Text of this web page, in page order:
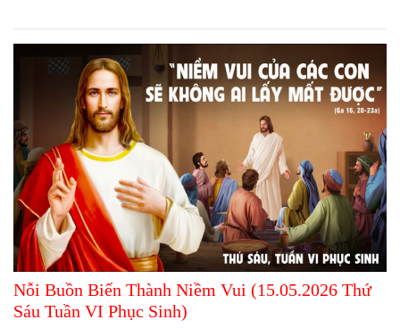
Nỗi Buồn Biến Thành Niềm Vui (15.05.2026 Thứ
Sáu Tuần VI Phục Sinh)